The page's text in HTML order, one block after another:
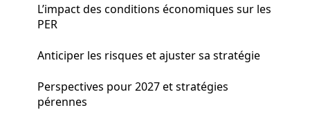
L’impact des conditions économiques sur les
PER
Anticiper les risques et ajuster sa stratégie
Perspectives pour 2027 et stratégies
pérennes